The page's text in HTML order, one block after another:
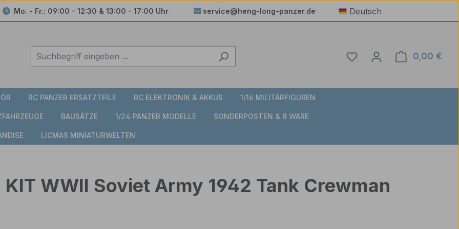
Mo. - Fr.: 09:00 - 12:30 & 13:00 - 17:00 Uhr service@heng-long-panzer.de Deutsch
Du hast 0 Produkte auf
0,00 €
RC PANZER ERSATZTEILE RC ELEKTRONIK & AKKUS 1/16 MILITÄRFIGUREN
BAUSÄTZE 1/24 PANZER MODELLE SONDERPOSTEN & B WARE
LICMAS MINIATURWELTEN
WWII Soviet Army 1942 Tank Crewman